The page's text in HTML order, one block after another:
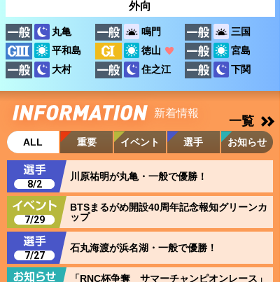
外向
丸亀 鳴門
三国
平和島
徳山
宮島
大村
住之江 下関
新着情報
一覧
ALL 重要 イベント 選手 お知らせ
8/2
川原祐明が丸亀・一般で優勝！
7/29
BTSまるがめ開設40周年記念報知グリーンカ
ップ
7/27
石丸海渡が浜名湖・一般で優勝！
「RNC杯争奪 サマーチャンピオンレース」